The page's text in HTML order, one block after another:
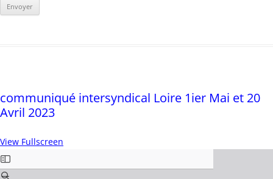
communiqué intersyndical Loire 1ier Mai et 20
Avril 2023
View Fullscreen